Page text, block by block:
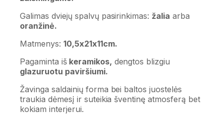
Galimas dviejų spalvų pasirinkimas: žalia arba
oranžinė.
Matmenys: 10,5x21x11cm.
Pagaminta iškeramikos, dengtos blizgiu
glazuruotu paviršiumi.
Žavinga saldainių forma bei baltos juostelės
traukia dėmesį ir suteikia šventinę atmosferą bet
kokiam interjerui.